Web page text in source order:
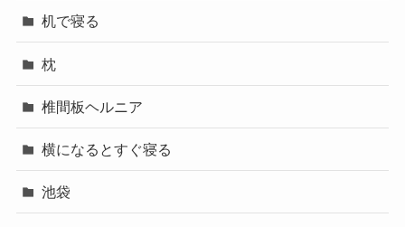
机で寝る
枕
椎間板ヘルニア
横になるとすぐ寝る
池袋